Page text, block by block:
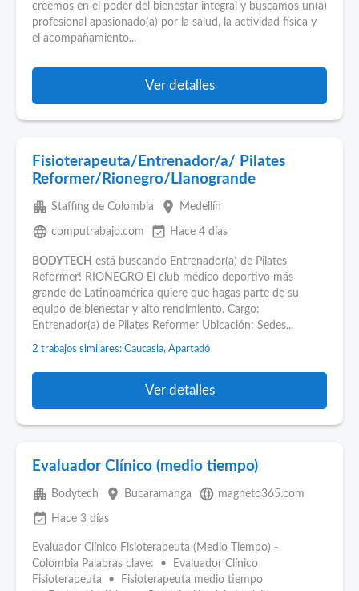
creemos en el poder del bienestar integral y buscamos un(a)
profesional apasionado(a) por la salud, la actividad física y
el acompañamiento...
Ver detalles
Fisioterapeuta/Entrenador/a/ Pilates
Reformer/Rionegro/Llanogrande
apartment Staffing de Colombia place Medellín
language computrabajo.com event_available Hace 4 días
BODYTECH está buscando Entrenador(a) de Pilates
Reformer! RIONEGRO El club médico deportivo más
grande de Latinoamérica quiere que hagas parte de su
equipo de bienestar y alto rendimiento. Cargo:
Entrenador(a) de Pilates Reformer Ubicación: Sedes...
2 trabajos similares: Caucasia, Apartadó
Ver detalles
Evaluador Clínico (medio tiempo)
apartment Bodytech place Bucaramanga language magneto365.com
event_available Hace 3 días
Evaluador Clínico Fisioterapeuta (Medio Tiempo) -
Colombia Palabras clave: • Evaluador Clínico
Fisioterapeuta • Fisioterapeuta medio tiempo